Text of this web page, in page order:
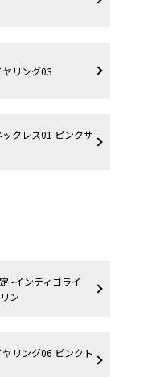
ヤリング03
ックレス01 ピンクサ
-インディゴライ
ン-
ヤリング06 ピンクト